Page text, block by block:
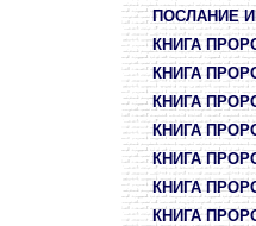
ПОСЛАНИЕ
КНИГА
КНИГА
КНИГА
КНИГА
КНИГА
КНИГА
КНИГА